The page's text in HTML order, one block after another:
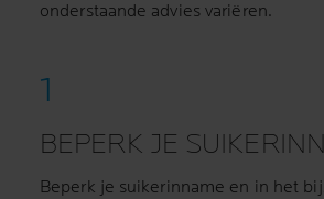
onderstaande advies variëren.
BEPERK JE
Beperk je suikerinname en in het